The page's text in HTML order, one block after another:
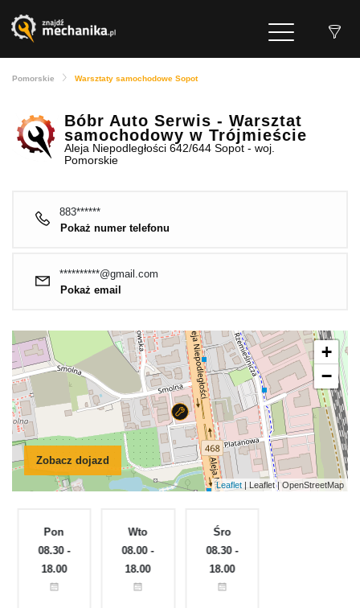
Pomorskie Warsztaty samochodowe Sopot
Bóbr Auto Serwis - Warsztat
samochodowy w Trójmieście
Aleja Niepodległości 642/644 Sopot - woj.
Pomorskie
883******
Pokaż numer telefonu
**********@gmail.com
Pokaż email
Zobacz dojazd
+
−
Leaflet | Leaflet | OpenStreetMap
Pon
08.30 -
18.00
Wto
08.00 -
18.00
Śro
08.30 -
18.00